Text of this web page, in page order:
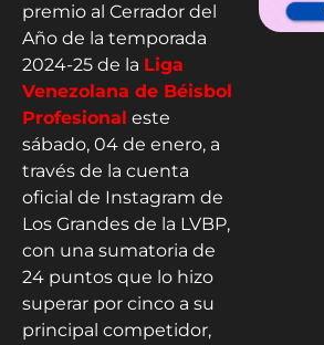
premio al Cerrador del
Año de la temporada
2024-25 de la Liga
Venezolana de Béisbol
Profesional este
sábado, 04 de enero, a
través de la cuenta
oficial de Instagram de
Los Grandes de la LVBP,
con una sumatoria de
24 puntos que lo hizo
superar por cinco a su
principal competidor,